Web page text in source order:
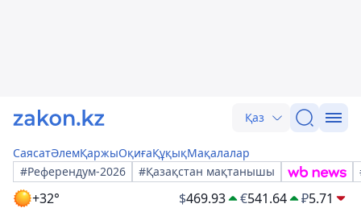
Қаз
СаясатӘлемҚаржыОқиғаҚұқықМақалалар
#Референдум-2026
#Қазақстан мақтанышы
+32° $469.93 €541.64 ₽5.71